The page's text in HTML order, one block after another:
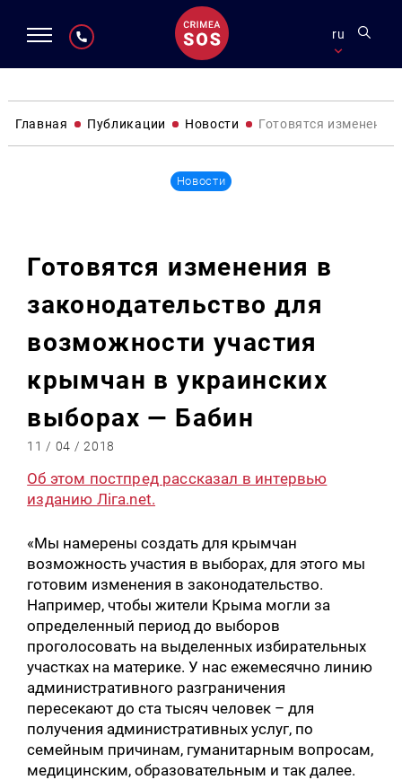
ru
Главная Публикации Новости Готовятся
Новости
Готовятся изменения в
законодательство для
возможности участия
крымчан в украинских
выборах — Бабин
11 / 04 / 2018
Об этом постпред рассказал в интервью
изданию Ліга.net.
«Мы намерены создать для крымчан
возможность участия в выборах, для этого мы
готовим изменения в законодательство.
Например, чтобы жители Крыма могли за
определенный период до выборов
проголосовать на выделенных избирательных
участках на материке. У нас ежемесячно линию
административного разграничения
пересекают до ста тысяч человек – для
получения административных услуг, по
семейным причинам, гуманитарным вопросам,
медицинским, образовательным и так далее.